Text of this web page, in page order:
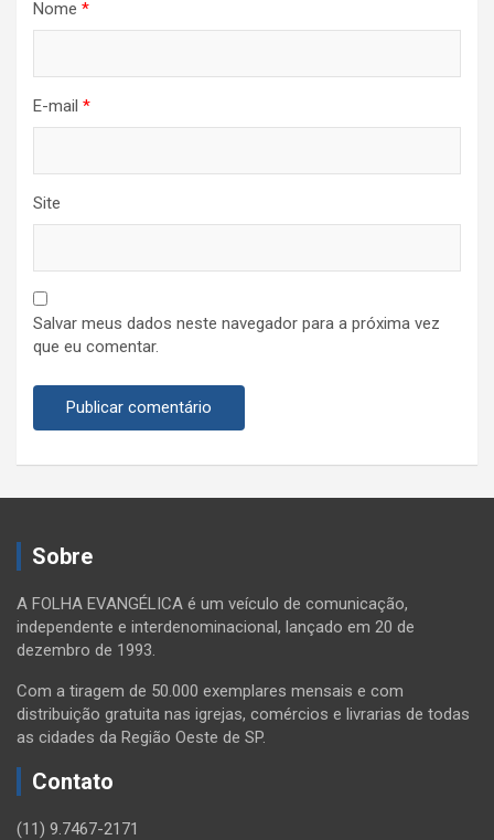
Nome *
E-mail *
Site
Salvar meus dados neste navegador para a próxima vez
que eu comentar.
Sobre
A FOLHA EVANGÉLICA é um veículo de comunicação,
independente e interdenominacional, lançado em 20 de
dezembro de 1993.
Com a tiragem de 50.000 exemplares mensais e com
distribuição gratuita nas igrejas, comércios e livrarias de todas
as cidades da Região Oeste de SP.
Contato
(11) 9.7467-2171